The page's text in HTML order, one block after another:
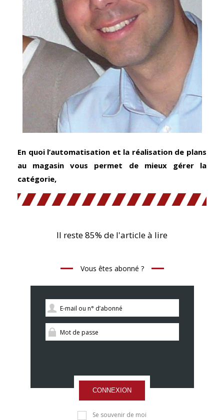
En quoi l’automatisation et la réalisation de plans
au magasin vous permet de mieux gérer la
catégorie,
Il reste 85% de l'article à lire
Vous êtes abonné ?
CONNEXION
Se souvenir de moi